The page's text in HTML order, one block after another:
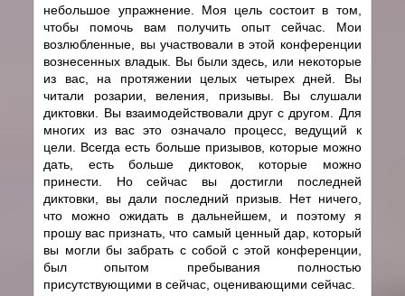
небольшое упражнение. Моя цель состоит в том,
чтобы помочь вам получить опыт сейчас. Мои
возлюбленные, вы участвовали в этой конференции
вознесенных владык. Вы были здесь, или некоторые
из вас, на протяжении целых четырех дней. Вы
читали розарии, веления, призывы. Вы слушали
диктовки. Вы взаимодействовали друг с другом. Для
многих из вас это означало процесс, ведущий к
цели. Всегда есть больше призывов, которые можно
дать, есть больше диктовок, которые можно
принести. Но сейчас вы достигли последней
диктовки, вы дали последний призыв. Нет ничего,
что можно ожидать в дальнейшем, и поэтому я
прошу вас признать, что самый ценный дар, который
вы могли бы забрать с собой с этой конференции,
был опытом пребывания полностью
присутствующими в сейчас, оценивающими сейчас.